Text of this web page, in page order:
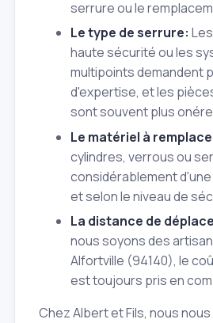
serrure ou le
Le type de serrure:
haute sécurité ou les
multipoints demandent
d'expertise, et les
sont souvent plus
Le matériel à
cylindres, verrous ou
considérablement
et selon le niveau de
La distance de
nous soyons des
Alfortville (94140), le
est toujours pris en
Chez Albert et Fils, nous